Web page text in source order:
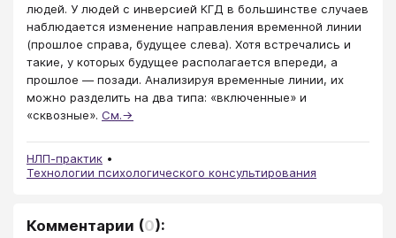
людей. У людей с инверсией КГД в большинстве случаев
наблюдается изменение направления временной линии
(прошлое справа, будущее слева). Хотя встречались и
такие, у которых будущее располагается впереди, а
прошлое — позади. Анализируя временные линии, их
можно разделить на два типа: «включенные» и
«сквозные». См.→
НЛП-практик
Технологии психологического консультирования
Комментарии (0):